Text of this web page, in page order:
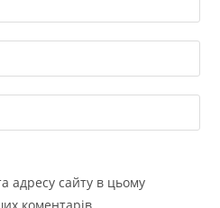
адресу сайту в цьому